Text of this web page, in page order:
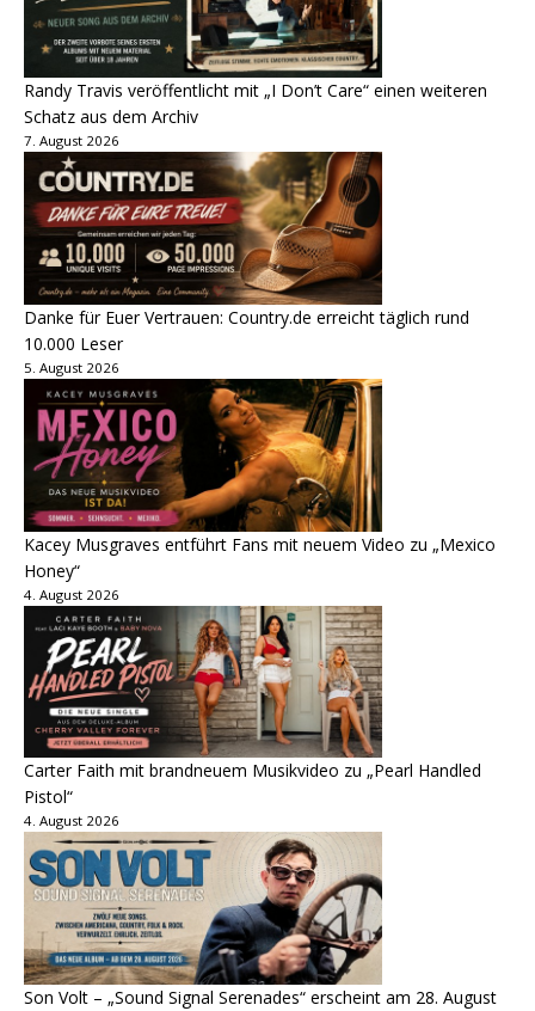
Randy Travis veröffentlicht mit „I Don’t Care“ einen weiteren
Schatz aus dem Archiv
7. August 2026
Danke für Euer Vertrauen: Country.de erreicht täglich rund
10.000 Leser
5. August 2026
Kacey Musgraves entführt Fans mit neuem Video zu „Mexico
Honey“
4. August 2026
Carter Faith mit brandneuem Musikvideo zu „Pearl Handled
Pistol“
4. August 2026
Son Volt – „Sound Signal Serenades“ erscheint am 28. August